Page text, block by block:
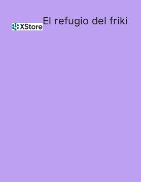
El refugio del friki